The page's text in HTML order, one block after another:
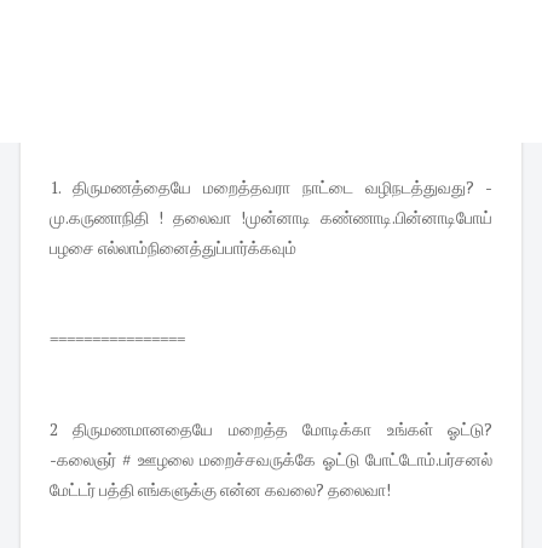
1. திருமணத்தையே மறைத்தவரா நாட்டை வழிநடத்துவது? -
மு.கருணாநிதி ! தலைவா !முன்னாடி கண்ணாடி.பின்னாடிபோய்
பழசை எல்லாம்நினைத்துப்பார்க்கவும்
================
2 திருமணமானதையே மறைத்த மோடிக்கா உங்கள் ஓட்டு?
-கலைஞர் # ஊழலை மறைச்சவருக்கே ஓட்டு போட்டோம்.பர்சனல்
மேட்டர் பத்தி எங்களுக்கு என்ன கவலை? தலைவா!